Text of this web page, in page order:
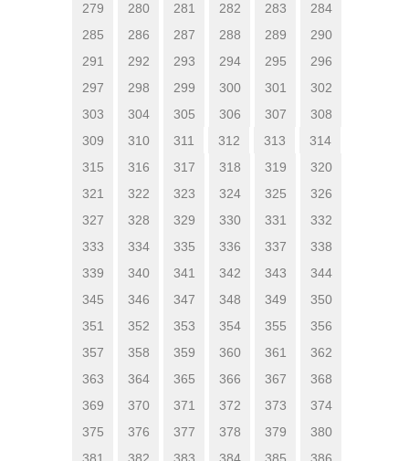
279
280 281 282 283
284
285
286 287 288 289
290
291
292 293 294 295
296
297
298 299 300 301
302
303
304 305 306 307
308
309
310 311 312 313
314
315
316 317 318 319
320
321
322 323 324 325
326
327
328 329 330 331
332
333
334 335 336 337
338
339
340 341 342 343
344
345
346 347 348 349
350
351
352 353 354 355
356
357
358 359 360 361
362
363
364 365 366 367
368
369
370 371 372 373
374
375
376 377 378 379
380